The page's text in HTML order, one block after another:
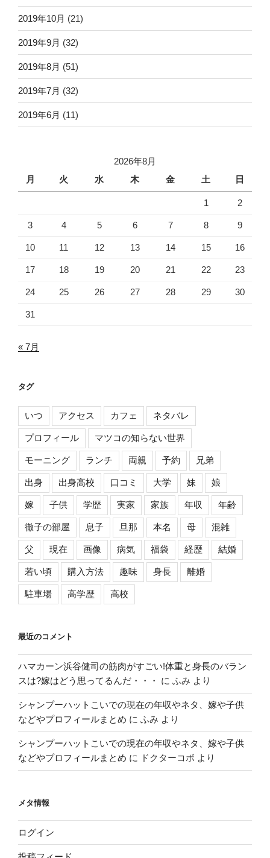
2019年10月 (21)
2019年9月 (32)
2019年8月 (51)
2019年7月 (32)
2019年6月 (11)
2026年8月
月
火 水 木 金 土 日
1 2
3 4 5 6 7 8 9
10 11 12 13 14 15 16
17 18 19 20 21 22 23
24 25 26 27 28 29 30
31
« 7月
タグ
いつ アクセス カフェ ネタバレ
プロフィール マツコの知らない世界
モーニング ランチ 両親 予約 兄弟
出身 出身高校 口コミ 大学 妹 娘
嫁 子供 学歴 実家 家族 年収 年齢
徹子の部屋 息子 旦那 本名 母 混雑
父 現在 画像 病気 福袋 経歴 結婚
若い頃 購入方法 趣味 身長 離婚
駐車場 高学歴 高校
最近のコメント
ハマカーン浜谷健司の筋肉がすごい!体重と身長のバラン
スは?嫁はどう思ってるんだ・・・
に ふみ より
シャンプーハットこいでの現在の年収やネタ、嫁や子供
などやプロフィールまとめ に ふみ より
シャンプーハットこいでの現在の年収やネタ、嫁や子供
などやプロフィールまとめ に ドクターコボ より
メタ情報
ログイン